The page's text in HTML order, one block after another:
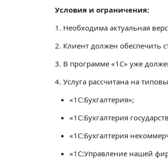
Условия и ограничения:
1. Необходима актуальная
2. Клиент должен обеспечить
3. В программе «1С» уже
4. Услуга рассчитана на
«1С:Бухгалтерия»;
«1С:Бухгалтерия
«1С:Бухгалтерия
«1C:Управление нашей